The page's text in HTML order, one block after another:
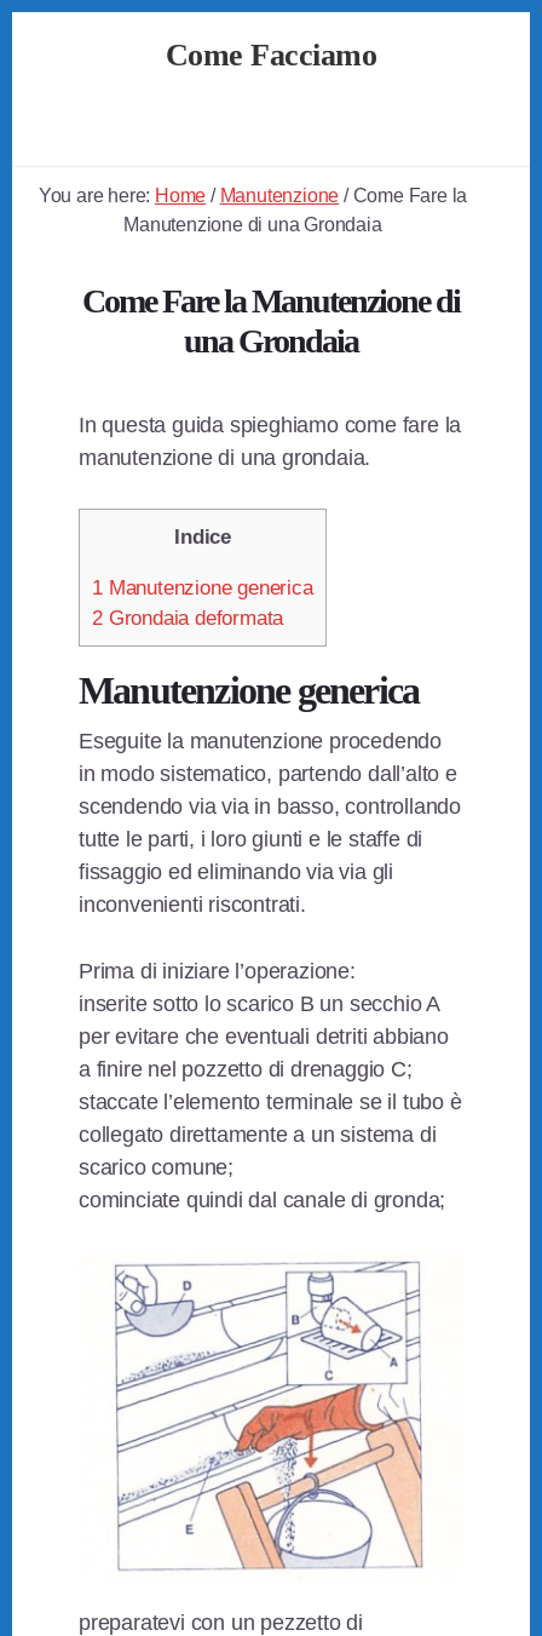
Come Facciamo
Quotidiani
You are here: Home / Manutenzione /Come Fare la
Manutenzione di una Grondaia
Come Fare la Manutenzione di
una Grondaia
In questa guida spieghiamo come fare la
manutenzione di una grondaia.
Indice
1Manutenzione generica
2Grondaia deformata
Manutenzione generica
Eseguite la manutenzione procedendo
in modo sistematico, partendo dall’alto e
scendendo via via in basso, controllando
tutte le parti, i loro giunti e le staffe di
fissaggio ed eliminando via via gli
inconvenienti riscontrati.
Prima di iniziare l’operazione:
inserite sotto lo scarico B un secchio A
per evitare che eventuali detriti abbiano
a finire nel pozzetto di drenaggio C;
staccate l’elemento terminale se il tubo è
collegato direttamente a un sistema di
scarico comune;
cominciate quindi dal canale di gronda;
preparatevi con un pezzetto di